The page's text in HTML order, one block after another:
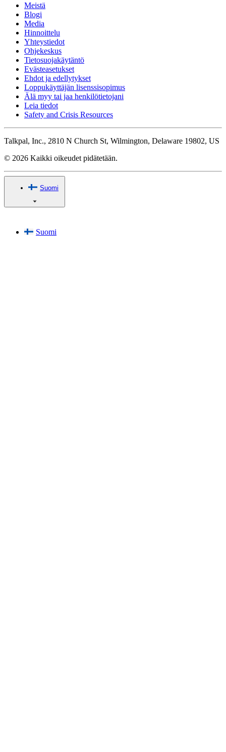
Meistä
Blogi
Media
Hinnoittelu
Yhteystiedot
Ohjekeskus
Tietosuojakäytäntö
Evästeasetukset
Ehdot ja edellytykset
Loppukäyttäjän lisenssisopimus
Älä myy tai jaa henkilötietojani
Leia tiedot
Safety and Crisis Resources
Talkpal, Inc., 2810 N Church St, Wilmington, Delaware 19802, US
© 2026 Kaikki oikeudet pidätetään.
Suomi
Suomi